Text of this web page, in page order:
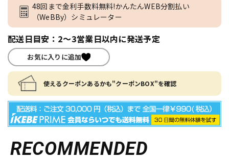
48回まで金利手数料無料!かんたんWEB分割払い
（WeBBy）シミュレーター
配送日目安：2～3営業日以内に発送予定
お気に入りに追加
使えるクーポンあるかも"クーポンBOX"を確認
RECOMMENDED